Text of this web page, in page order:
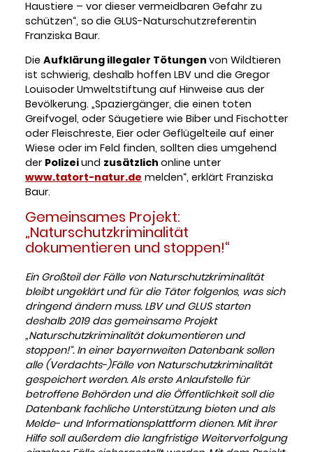
Haustiere – vor dieser vermeidbaren Gefahr zu
schützen“, so die GLUS-Naturschutzreferentin
Franziska Baur.
Die Aufklärung illegaler Tötungen von Wildtieren
ist schwierig, deshalb hoffen LBV und die Gregor
Louisoder Umweltstiftung auf Hinweise aus der
Bevölkerung. „Spaziergänger, die einen toten
Greifvogel, oder Säugetiere wie Biber und Fischotter
oder Fleischreste, Eier oder Geflügelteile auf einer
Wiese oder im Feld finden, sollten dies umgehend
der Polizeiund zusätzlich online unter
www.tatort-natur.de melden“, erklärt Franziska
Baur.
Gemeinsames Projekt:
„Naturschutzkriminalität
dokumentieren und stoppen!“
Ein Großteil der Fälle von Naturschutzkriminalität
bleibt ungeklärt und für die Täter folgenlos, was sich
dringend ändern muss. LBV und GLUS starten
deshalb 2019 das gemeinsame Projekt
„Naturschutzkriminalität dokumentieren und
stoppen!“. In einer bayernweiten Datenbank sollen
alle (Verdachts-)Fälle von Naturschutzkriminalität
gespeichert werden. Als erste Anlaufstelle für
betroffene Behörden und die Öffentlichkeit soll die
Datenbank fachliche Unterstützung bieten und als
Melde- und Informationsplattform dienen. Mit ihrer
Hilfe soll außerdem die langfristige Weiterverfolgung